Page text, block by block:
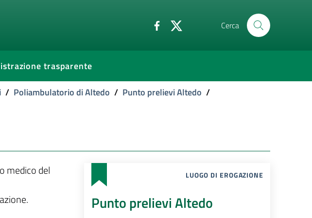
Cerca
trasparente
/ Poliambulatorio di Altedo / Punto prelievi Altedo /
medico del
LUOGO DI EROGAZIONE
Punto prelievi Altedo